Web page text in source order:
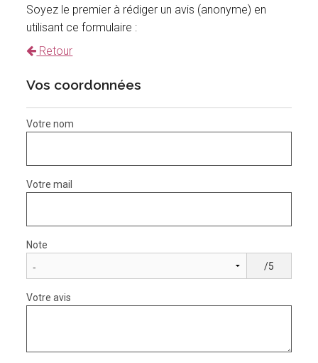
Soyez le premier à rédiger un avis (anonyme) en
utilisant ce formulaire :
Retour
Vos coordonnées
Votre nom
Votre mail
Note
/5
Votre avis